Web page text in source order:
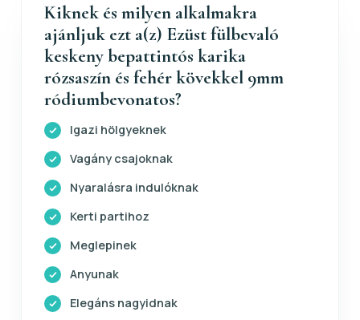
Kiknek és milyen alkalmakra
ajánljuk ezt a(z) Ezüst fülbevaló
keskeny bepattintós karika
rózsaszín és fehér kövekkel 9mm
ródiumbevonatos?
Igazi hölgyeknek
Vagány csajoknak
Nyaralásra indulóknak
Kerti partihoz
Meglepinek
Anyunak
Elegáns nagyidnak